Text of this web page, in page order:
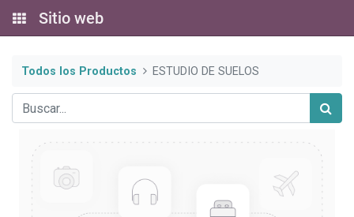
Sitio web
Todos los Productos ESTUDIO DE SUELOS